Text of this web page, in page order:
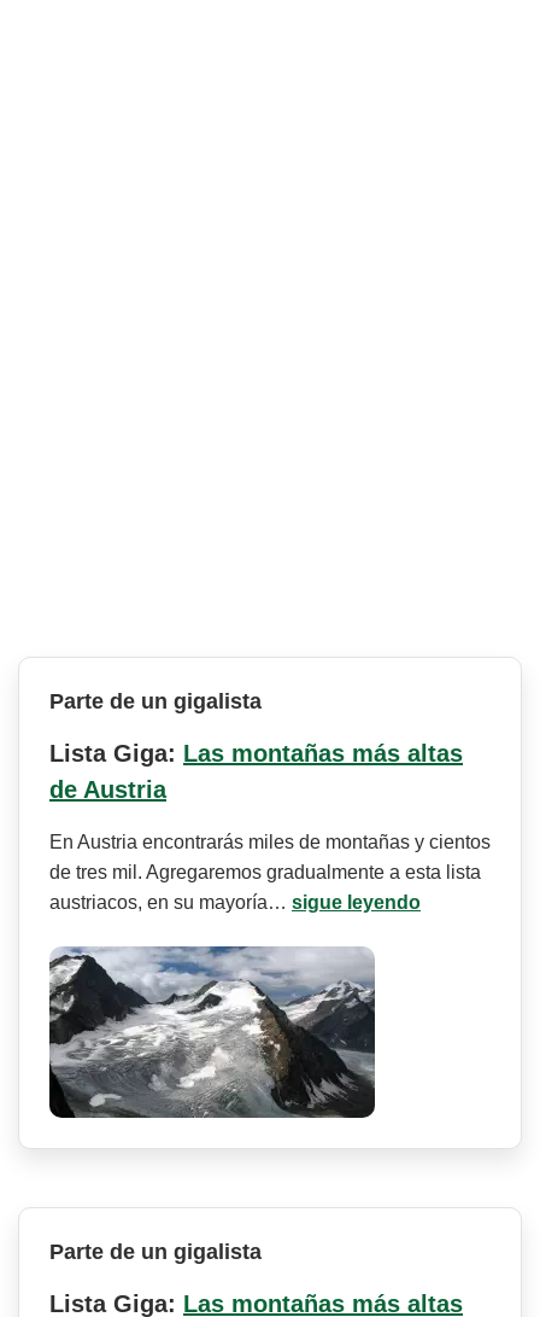
Parte de un gigalista
Lista Giga: Las montañas más altas
de Austria
En Austria encontrarás miles de montañas y cientos
de tres mil. Agregaremos gradualmente a esta lista
austriacos, en su mayoría… sigue leyendo
Parte de un gigalista
Lista Giga: Las montañas más altas